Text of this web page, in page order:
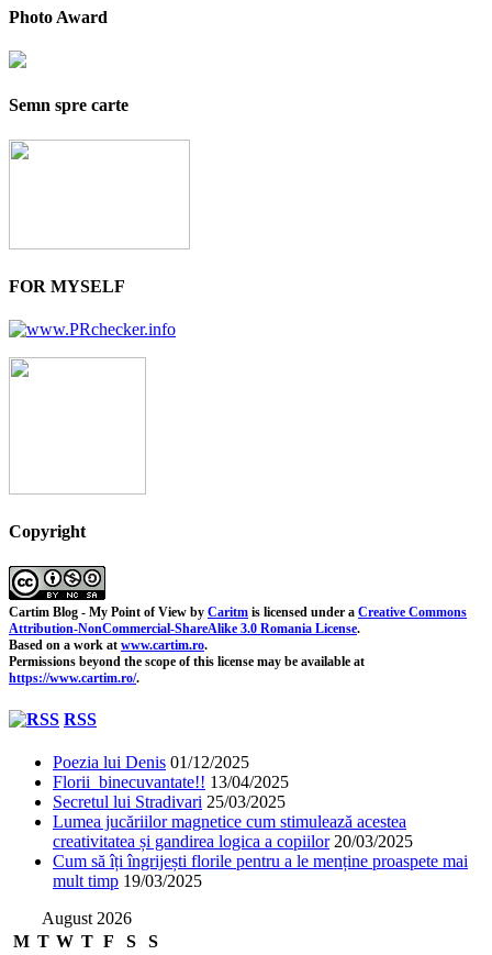
Photo Award
Semn spre carte
FOR MYSELF
Copyright
Cartim Blog - My Point of View by Caritm is licensed under a Creative Commons
Attribution-NonCommercial-ShareAlike 3.0 Romania License.
Based on a work at www.cartim.ro.
Permissions beyond the scope of this license may be available at
https://www.cartim.ro/.
RSS
Poezia lui Denis 01/12/2025
Florii binecuvantate!! 13/04/2025
Secretul lui Stradivari 25/03/2025
Lumea jucăriilor magnetice cum stimulează acestea
creativitatea și gandirea logica a copiilor 20/03/2025
Cum să îți îngrijești florile pentru a le menține proaspete mai
mult timp 19/03/2025
August 2026
M T W T F S S